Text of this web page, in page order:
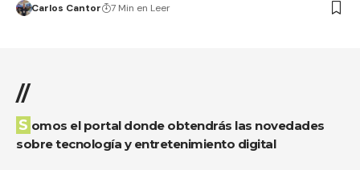
Carlos Cantor 7 Min en Leer
//
Somos el portal donde obtendrás las novedades
sobre tecnología y entretenimiento digital